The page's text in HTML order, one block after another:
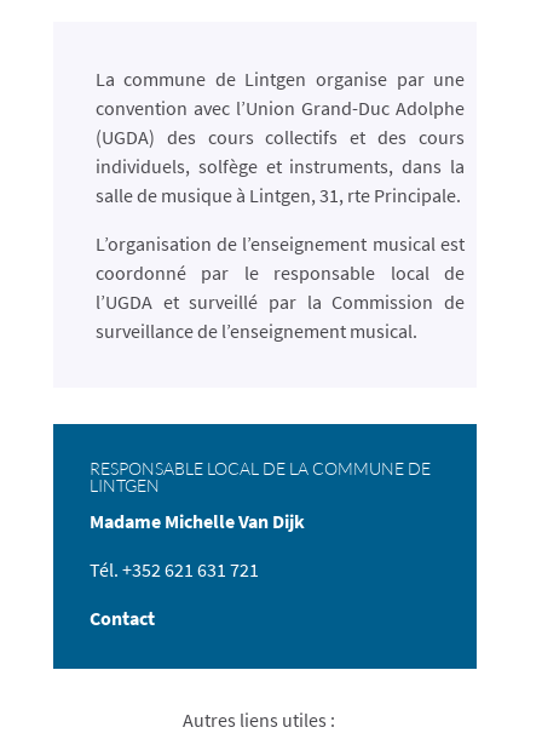
La commune de Lintgen organise par une
convention avec l’Union Grand-Duc Adolphe
(UGDA) des cours collectifs et des cours
individuels, solfège et instruments, dans la
salle de musique à Lintgen, 31, rte Principale.
L’organisation de l’enseignement musical est
coordonné par le responsable local de
l’UGDA et surveillé par la Commission de
surveillance de l’enseignement musical.
RESPONSABLE LOCAL DE LA COMMUNE DE
LINTGEN
Madame Michelle Van Dijk
Tél. +352621 631 721
Contact
Autres liens utiles :